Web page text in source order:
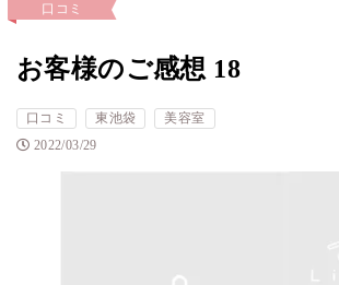
口コミ
お客様のご感想 18
口コミ 東池袋
美容室
2022/03/29